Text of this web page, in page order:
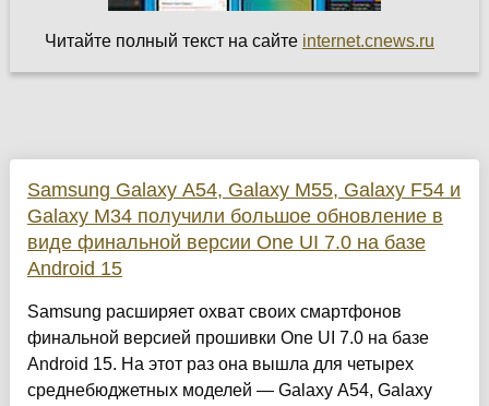
Читайте полный текст на сайте internet.cnews.ru
Samsung Galaxy A54, Galaxy M55, Galaxy F54 и
Galaxy M34 получили большое обновление в
виде финальной версии One UI 7.0 на базе
Android 15
Samsung расширяет охват своих смартфонов
финальной версией прошивки One UI 7.0 на базе
Android 15. На этот раз она вышла для четырех
среднебюджетных моделей — Galaxy A54, Galaxy